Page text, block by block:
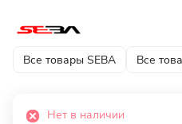
Все товары SEBA Все
Нет в наличии